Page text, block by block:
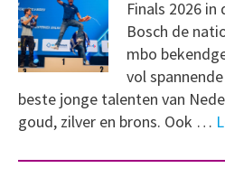
Finals 2026 in
Bosch de
mbo
vol
beste jonge talenten van
goud, zilver en brons. Ook …